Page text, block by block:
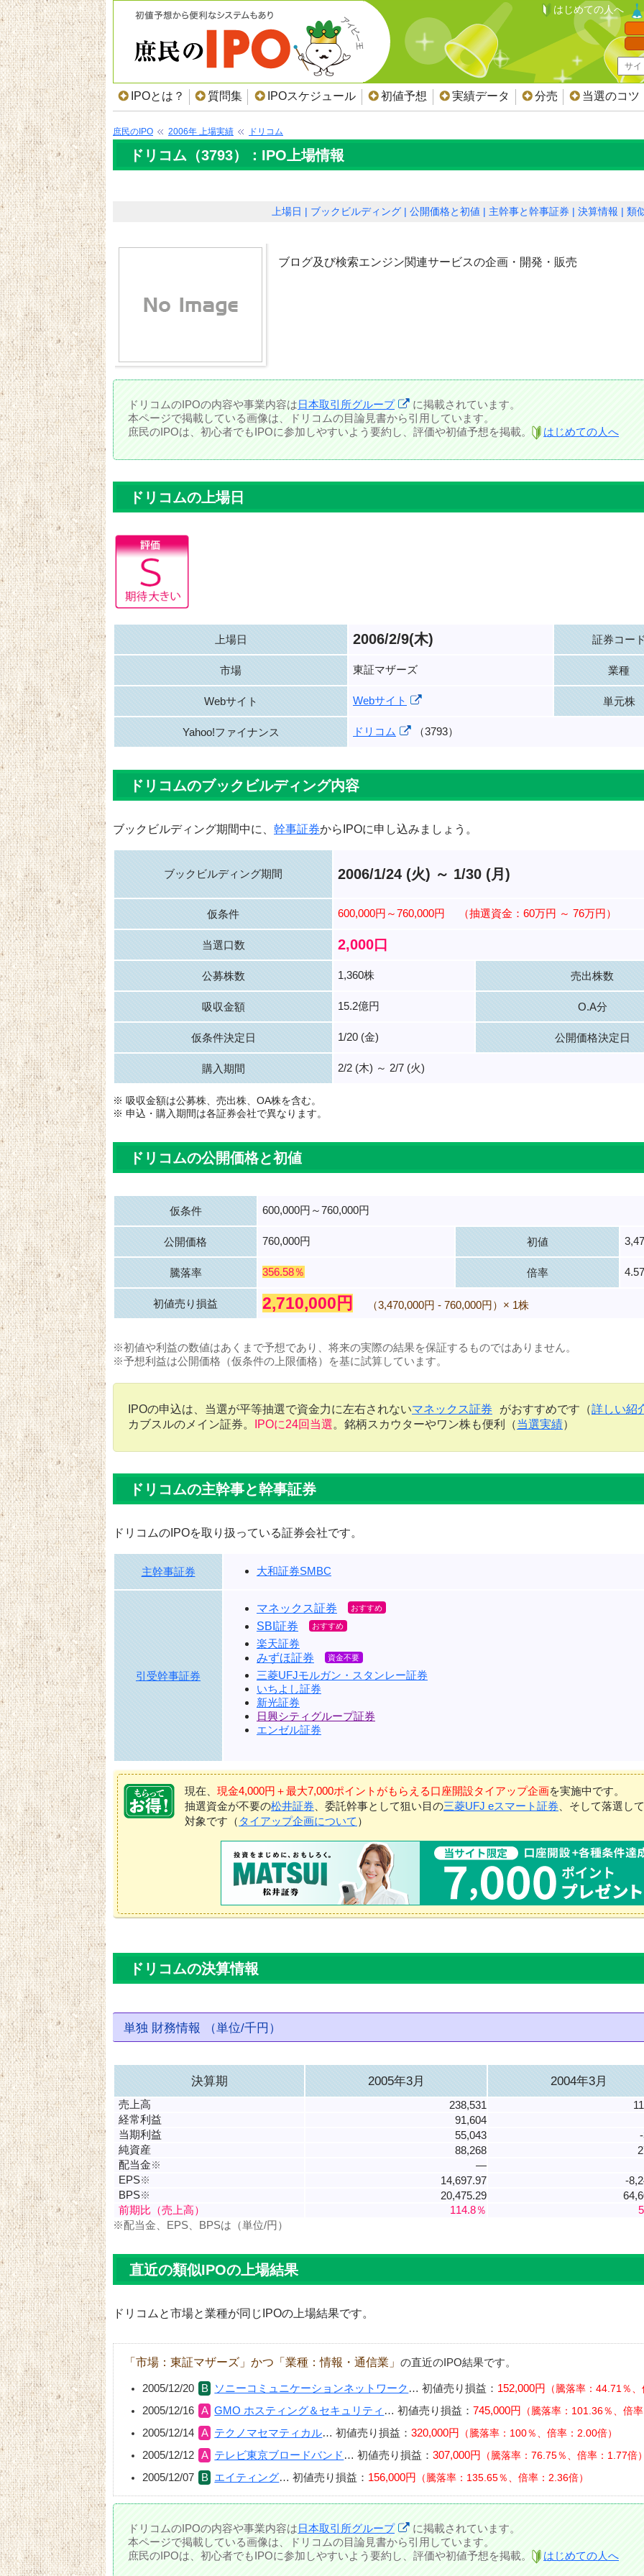
はじめての人へ
IPOとは？ 質問集 IPOスケジュール 初値予想 実績データ 分売 当選のコツ
庶民のIPO 2006年 上場実績 ドリコム
ドリコム（3793）：IPO上場情報
上場日 ブックビルディング 公開価格と初値 主幹事と幹事証券 決算情報 類
ブログ及び検索エンジン関連サービスの企画・開発・販売
ドリコムのIPOの内容や事業内容は日本取引所グループ
に掲載されています。
本ページで掲載している画像は、ドリコムの目論見書から引用しています。
庶民のIPOは、初心者でもIPOに参加しやすいよう要約し、評価や初値予想を掲載。
はじめての人へ
ドリコムの上場日
上場日 2006/2/9(木) 証券コー
市場 東証マザーズ 業種
Webサイト Webサイト 単元株
Yahoo!ファイナンス ドリコム （3793）
ドリコムのブックビルディング内容
ブックビルディング期間中に、 幹事証券からIPOに申し込みましょう。
ブックビルディング期間 2006/1/24 (火) ～ 1/30 (月)
仮条件 600,000円～760,000円 （抽選資金：60万円 ～ 76万円）
当選口数 2,000口
公募株数 1,360株 売出株数
吸収金額 15.2億円 O.A分
仮条件決定日 1/20 (金) 公開価格決定日
購入期間 2/2 (木) ～ 2/7 (火)
※ 吸収金額は公募株、売出株、OA株を含む。
※ 申込・購入期間は各証券会社で異なります。
ドリコムの公開価格と初値
仮条件 600,000円～760,000円
公開価格 760,000円 初値
騰落率 356.58％ 倍率
初値売り損益 2,710,000円 （3,470,000円 - 760,000円）× 1株
※初値や利益の数値はあくまで予想であり、将来の実際の結果を保証するものではありません。
※予想利益は公開価格（仮条件の上限価格）を基に試算しています。
IPOの申込は、当選が平等抽選で資金力に左右されないマネックス証券 がおすすめです（詳しい紹
カブスルのメイン証券。
IPOに24回当選。銘柄スカウターやワン株も便利（当選実績）
ドリコムの主幹事と幹事証券
ドリコムのIPOを取り扱っている証券会社です。
主幹事証券 大和証券SMBC
引受幹事証券
マネックス証券
SBI証券
楽天証券
みずほ証券
三菱UFJモルガン・スタンレー証券
いちよし証券
新光証券
日興シティグループ証券
エンゼル証券
現在、 現金4,000円＋最大7,000ポイントがもらえる口座開設タイアップ企画を実施中です。
抽選資金が不要の松井証券 、委託幹事として狙い目の三菱UFJ eスマート証券 、そして落選し
対象です（ タイアップ企画について ）
ドリコムの決算情報
単独 財務情報 （単位/千円）
決算期 2005年3月 2004年3月
売上高 238,531
経常利益
91,604
当期利益
55,043
純資産
88,268
配当金※
―
EPS※ 14,697.97
-
BPS※ 20,475.29
前期比（売上高）
114.8％
※配当金、EPS、BPSは（単位/円）
直近の類似IPOの上場結果
ドリコムと市場と業種が同じIPOの上場結果です。
「市場：東証マザーズ」かつ「業種：情報・通信業」 の直近のIPO結果です。
2005/12/20 ソニーコミュニケーションネットワーク …初値売り損益： 152,000円 騰落率：44.71％
2005/12/16 GMO ホスティング＆セキュリティ …初値売り損益：745,000円 騰落率：101.36％、倍
2005/12/14 テクノマセマティカル…初値売り損益：320,000円 騰落率：100％、倍率：2.00倍
2005/12/12 テレビ東京ブロードバンド …初値売り損益：307,000円 騰落率：76.75％、倍率：1.77倍
2005/12/07 エイティング…初値売り損益： 156,000円 騰落率：135.65％、倍率：2.36倍
ドリコムのIPOの内容や事業内容は日本取引所グループ
に掲載されています。
本ページで掲載している画像は、ドリコムの目論見書から引用しています。
庶民のIPOは、初心者でもIPOに参加しやすいよう要約し、評価や初値予想を掲載。
はじめての人へ